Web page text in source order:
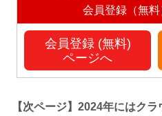
会員登録（無
会員登録 (無料)
ページへ
【次ページ】 2024年にはクラ